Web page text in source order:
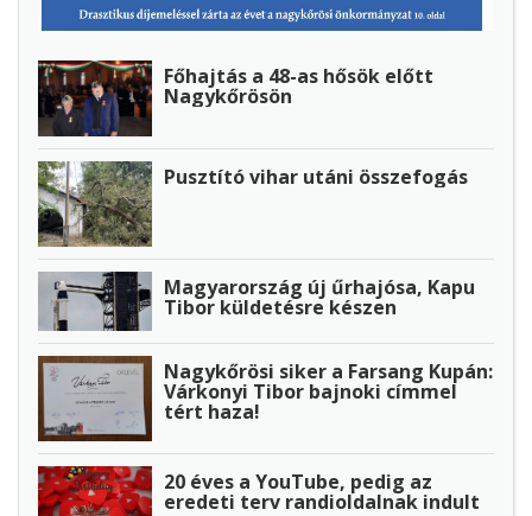
Főhajtás a 48-as hősök előtt
Nagykőrösön
Pusztító vihar utáni összefogás
Magyarország új űrhajósa, Kapu
Tibor küldetésre készen
Nagykőrösi siker a Farsang Kupán:
Várkonyi Tibor bajnoki címmel
tért haza!
20 éves a YouTube, pedig az
eredeti terv randioldalnak indult